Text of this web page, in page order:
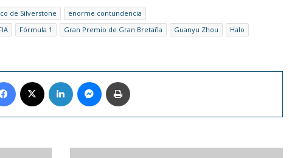
de Silverstone
enorme contundencia
Fórmula 1 Gran Premio de Gran Bretaña Guanyu Zhou
Halo
Facebook LinkedIn Messenger